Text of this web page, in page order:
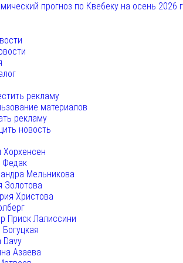
прогноз по Квебеку на осень 2026
рекламу
материалов
рекламу
новость
Хорхенсен
Федак
Мельникова
Золотова
Христова
Приск Лалиссини
Богуцкая
Davy
Азаева